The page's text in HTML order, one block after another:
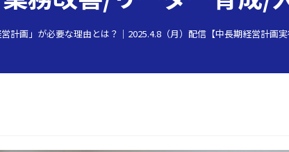
計画」が必要な理由とは？｜2025.4.8（月）配信【中長期経営計